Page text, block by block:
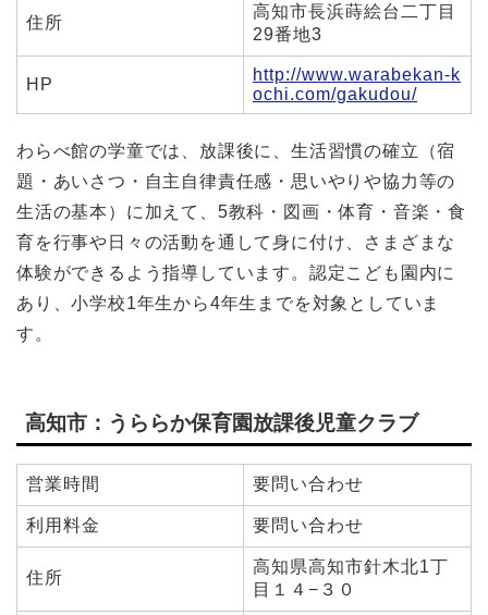
住所
高知市長浜蒔絵台二丁目
29番地3
HP
http://www.warabekan-k
ochi.com/gakudou/
わらべ館の学童では、放課後に、生活習慣の確立（宿
題・あいさつ・自主自律責任感・思いやりや協力等の
生活の基本）に加えて、5教科・図画・体育・音楽・食
育を行事や日々の活動を通して身に付け、さまざまな
体験ができるよう指導しています。認定こども園内に
あり、小学校1年生から4年生までを対象としていま
す。
高知市：うららか保育園放課後児童クラブ
営業時間 要問い合わせ
利用料金 要問い合わせ
住所
高知県高知市針木北1丁
目１４−３０